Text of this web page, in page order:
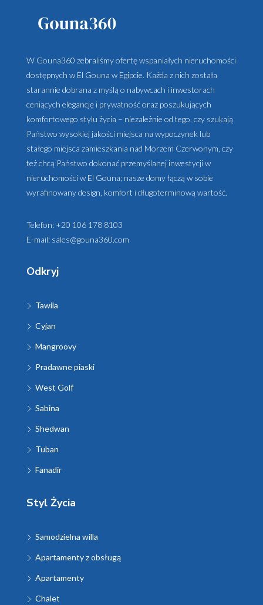
W Gouna360 zebraliśmy ofertę wspaniałych nieruchomości
dostępnych w El Gouna w Egipcie. Każda z nich została
starannie dobrana z myślą o nabywcach i inwestorach
ceniących elegancję i prywatność oraz poszukujących
komfortowego stylu życia – niezależnie od tego, czy szukają
Państwo wysokiej jakości miejsca na wypoczynek lub
stałego miejsca zamieszkania nad Morzem Czerwonym, czy
też chcą Państwo dokonać przemyślanej inwestycji w
nieruchomości w El Gouna; nasze domy łączą w sobie
wyrafinowany design, komfort i długoterminową wartość.
Telefon: +20 106 178 8103
E-mail: sales@gouna360.com
Odkryj
Tawila
Cyjan
Mangroovy
Pradawne piaski
West Golf
Sabina
Shedwan
Tuban
Fanadir
Styl Życia
Samodzielna willa
Apartamenty z obsługą
Apartamenty
Chalet